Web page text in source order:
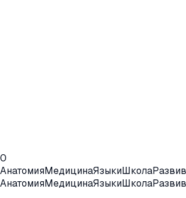
0
АнатомияМедицинаЯзыкиШкола
АнатомияМедицинаЯзыкиШкола